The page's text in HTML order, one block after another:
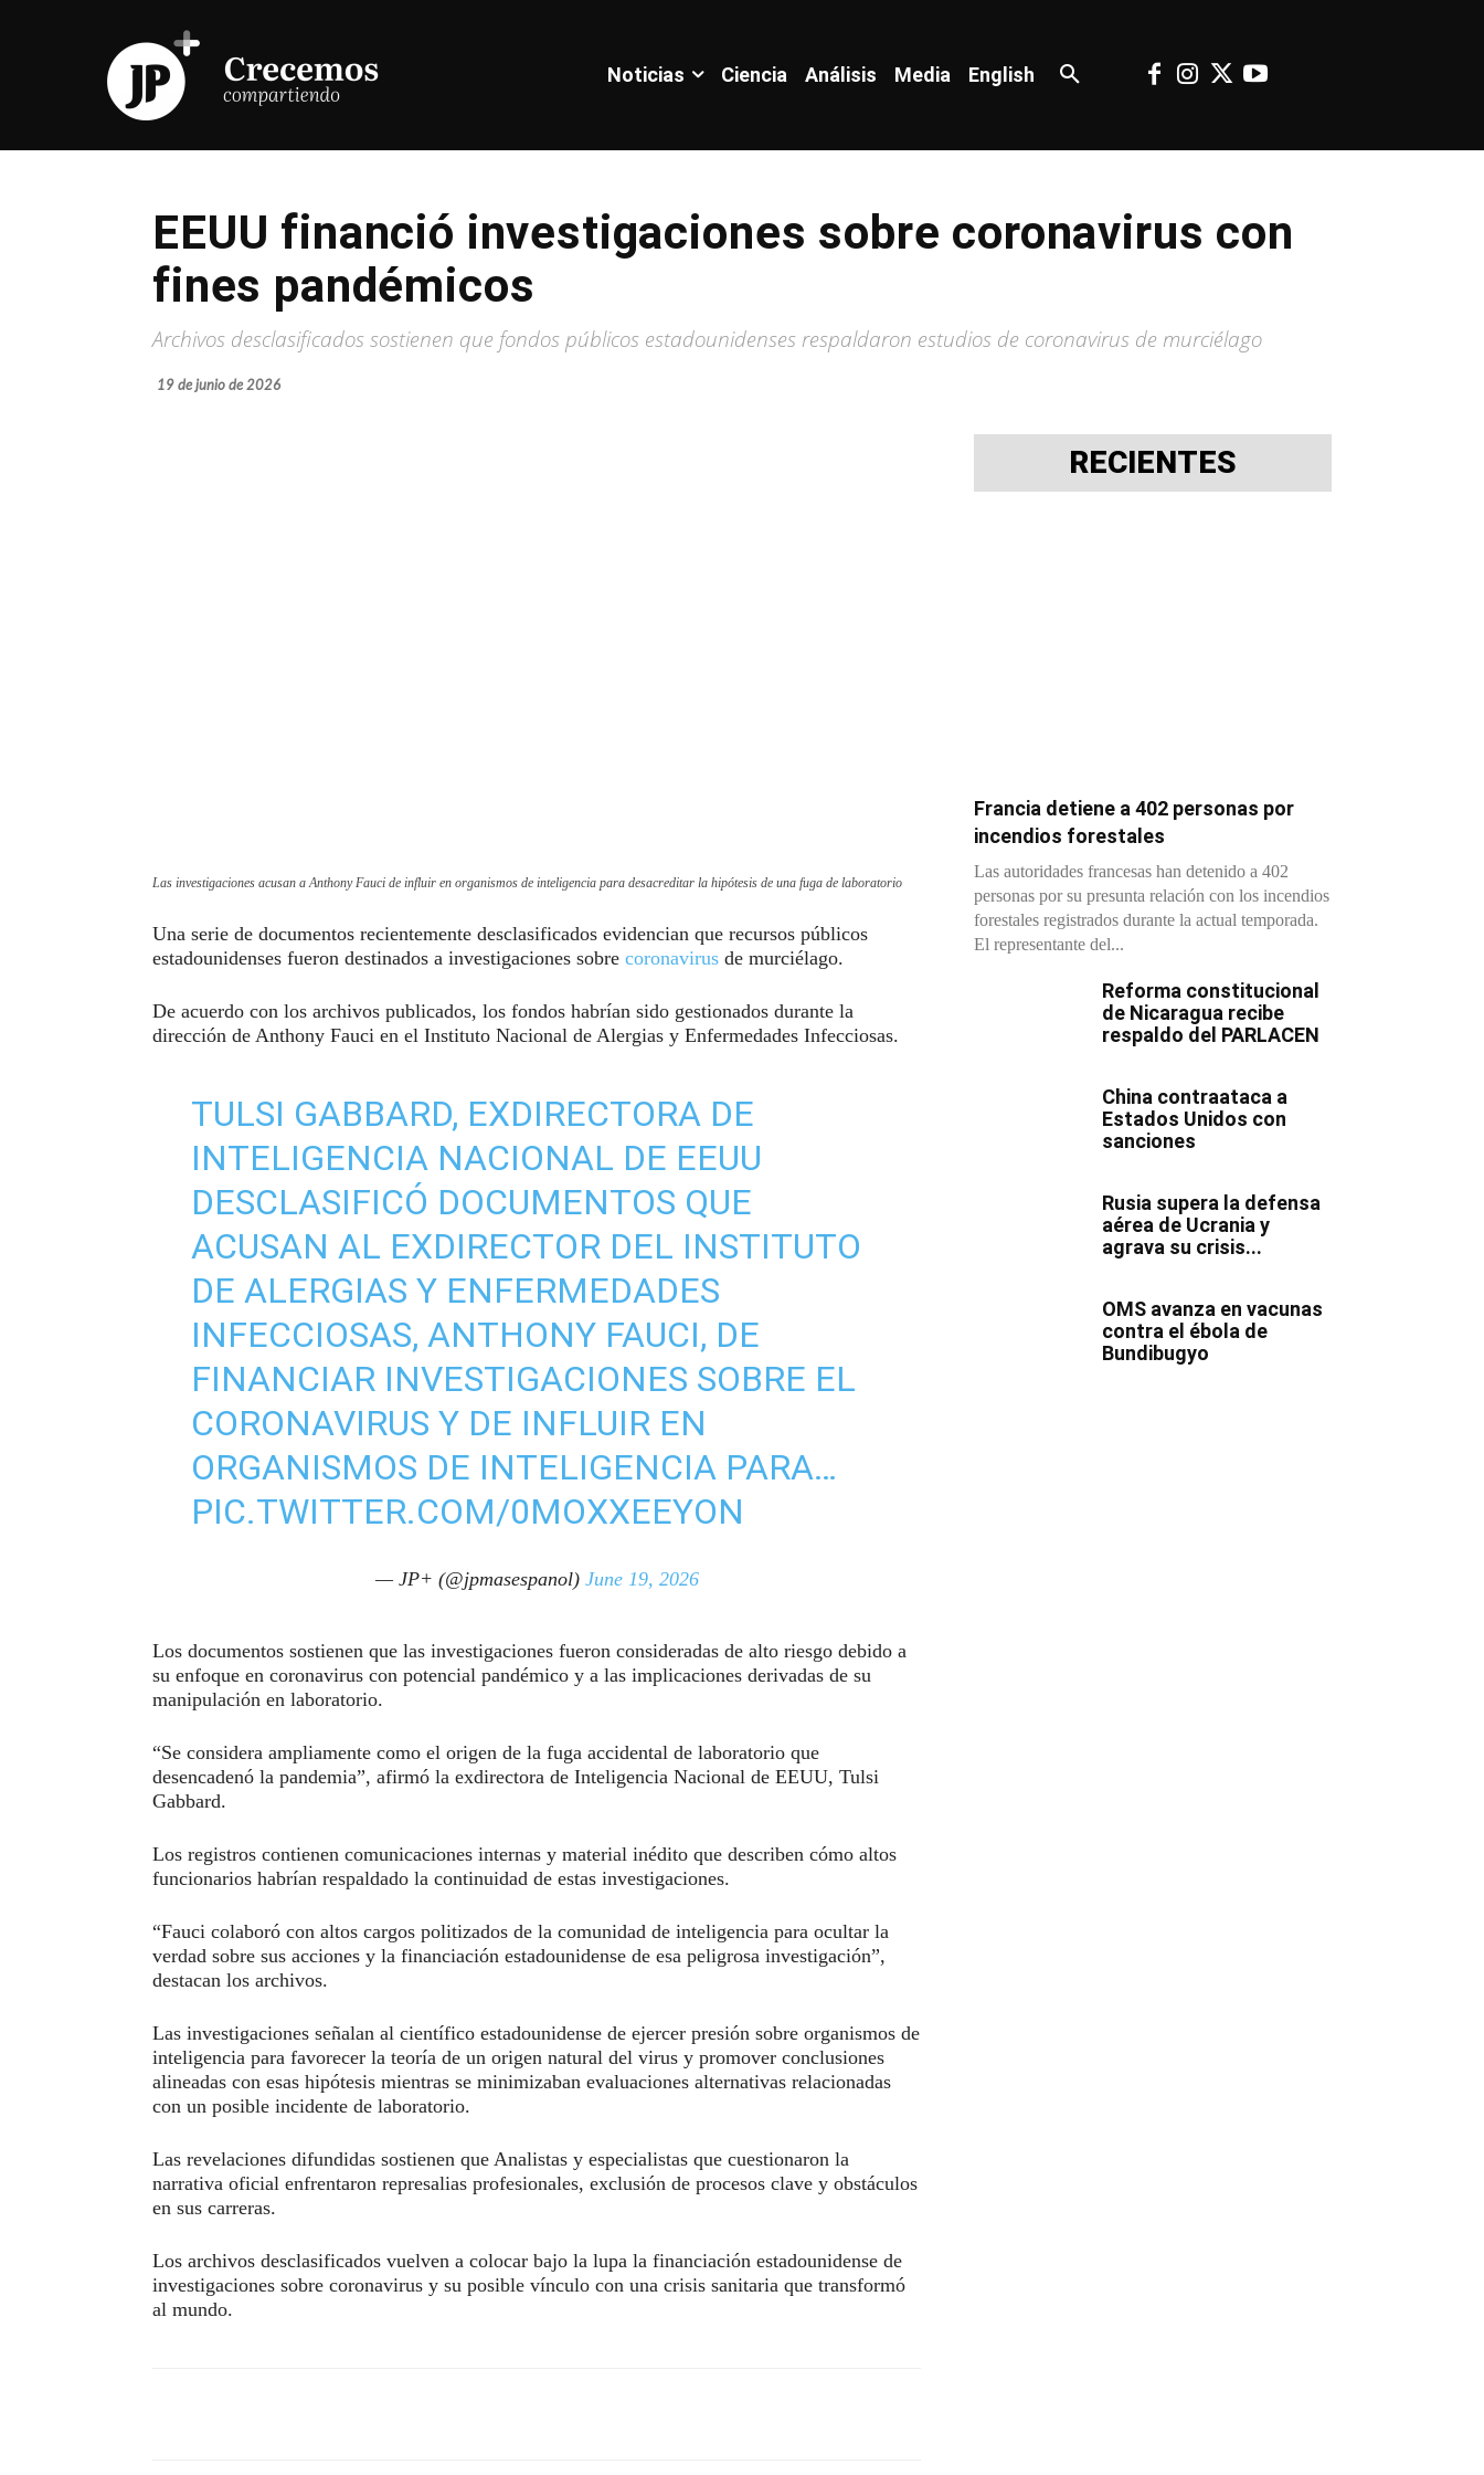
Noticias Ciencia Análisis Media English
EEUU financió investigaciones sobre coronavirus con
fines pandémicos
Archivos desclasificados sostienen que fondos públicos estadounidenses respaldaron estudios de coronavirus de murciélago
19 de junio de 2026
Las investigaciones acusan a Anthony Fauci de influir en organismos de inteligencia para desacreditar la hipótesis de una fuga de laboratorio
Una serie de documentos recientemente desclasificados evidencian que recursos públicos
estadounidenses fueron destinados a investigaciones sobre coronavirus de murciélago.
De acuerdo con los archivos publicados, los fondos habrían sido gestionados durante la
dirección de Anthony Fauci en el Instituto Nacional de Alergias y Enfermedades Infecciosas.
TULSI GABBARD, EXDIRECTORA DE
INTELIGENCIA NACIONAL DE EEUU
DESCLASIFICÓ DOCUMENTOS QUE
ACUSAN AL EXDIRECTOR DEL INSTITUTO
DE ALERGIAS Y ENFERMEDADES
INFECCIOSAS, ANTHONY FAUCI, DE
FINANCIAR INVESTIGACIONES SOBRE EL
CORONAVIRUS Y DE INFLUIR EN
ORGANISMOS DE INTELIGENCIA PARA…
PIC.TWITTER.COM/0MOXXEEYON
— JP+ (@jpmasespanol) June 19, 2026
Los documentos sostienen que las investigaciones fueron consideradas de alto riesgo debido a
su enfoque en coronavirus con potencial pandémico y a las implicaciones derivadas de su
manipulación en laboratorio.
“Se considera ampliamente como el origen de la fuga accidental de laboratorio que
desencadenó la pandemia”, afirmó la exdirectora de Inteligencia Nacional de EEUU, Tulsi
Gabbard.
Los registros contienen comunicaciones internas y material inédito que describen cómo altos
funcionarios habrían respaldado la continuidad de estas investigaciones.
“Fauci colaboró con altos cargos politizados de la comunidad de inteligencia para ocultar la
verdad sobre sus acciones y la financiación estadounidense de esa peligrosa investigación”,
destacan los archivos.
Las investigaciones señalan al científico estadounidense de ejercer presión sobre organismos de
inteligencia para favorecer la teoría de un origen natural del virus y promover conclusiones
alineadas con esas hipótesis mientras se minimizaban evaluaciones alternativas relacionadas
con un posible incidente de laboratorio.
Las revelaciones difundidas sostienen que Analistas y especialistas que cuestionaron la
narrativa oficial enfrentaron represalias profesionales, exclusión de procesos clave y obstáculos
en sus carreras.
Los archivos desclasificados vuelven a colocar bajo la lupa la financiación estadounidense de
investigaciones sobre coronavirus y su posible vínculo con una crisis sanitaria que transformó
al mundo.
RECIENTES
Francia detiene a 402 personas por
incendios forestales
Las autoridades francesas han detenido a 402
personas por su presunta relación con los incendios
forestales registrados durante la actual temporada.
El representante del...
Reforma constitucional
de Nicaragua recibe
respaldo del PARLACEN
China contraataca a
Estados Unidos con
sanciones
Rusia supera la defensa
aérea de Ucrania y
agrava su crisis...
OMS avanza en vacunas
contra el ébola de
Bundibugyo